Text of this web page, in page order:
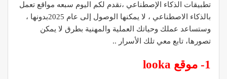
تطبيقات الذكاء الإصطناعي ،نقدم لكم اليوم سبعه مواقع تعمل
بالذكاء الاصطناعي ، لا يمكنها الوصول إلى عام 2025بدونها ،
وستساعد عملك وحياتك العملية والمهنية بطرق لا يمكن
تصورها، تابع معي تلك الأسرار ..
1- موقع looka